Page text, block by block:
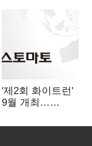
'제2회 화이트런'
9월 개최…
지원